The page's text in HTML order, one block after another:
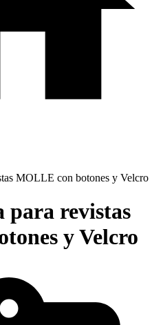
MOLLE con botones y Velcro
para revistas
y Velcro